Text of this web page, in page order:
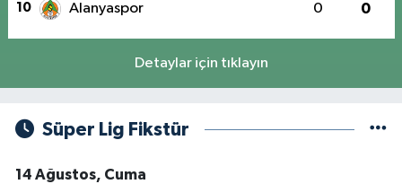
10 Alanyaspor 0 0
Detaylar için tıklayın
Süper Lig Fikstür
14 Ağustos, Cuma